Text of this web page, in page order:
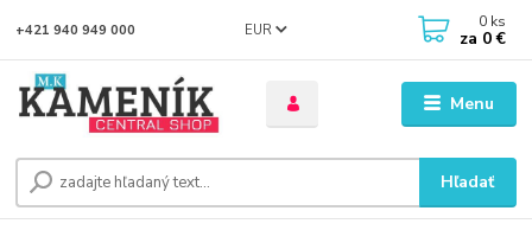
Menu
EUR
Hľadať
+421 940 949 000 0 ks
za 0 €